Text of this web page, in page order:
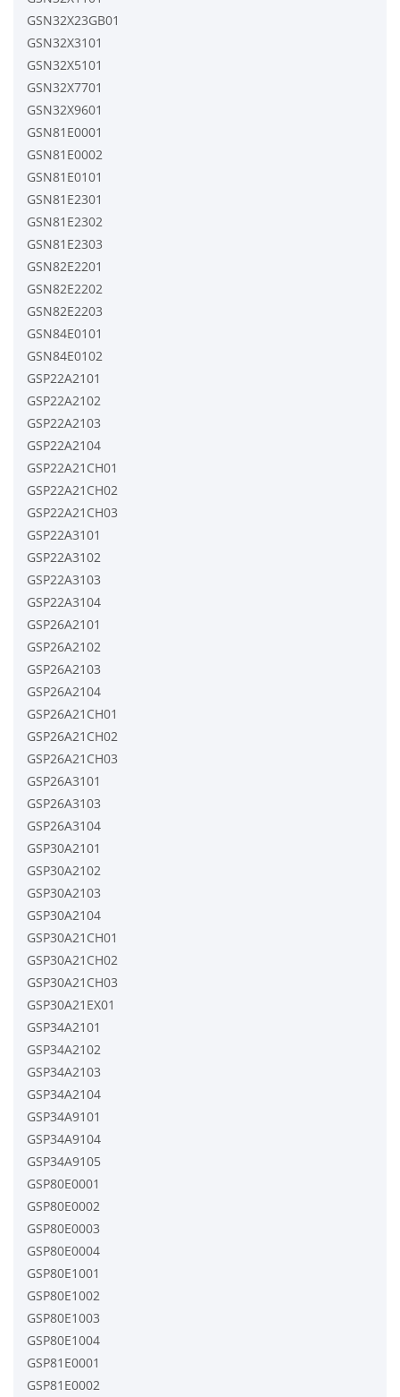
GSN32X23GB01
GSN32X3101
GSN32X5101
GSN32X7701
GSN32X9601
GSN81E0001
GSN81E0002
GSN81E0101
GSN81E2301
GSN81E2302
GSN81E2303
GSN82E2201
GSN82E2202
GSN82E2203
GSN84E0101
GSN84E0102
GSP22A2101
GSP22A2102
GSP22A2103
GSP22A2104
GSP22A21CH01
GSP22A21CH02
GSP22A21CH03
GSP22A3101
GSP22A3102
GSP22A3103
GSP22A3104
GSP26A2101
GSP26A2102
GSP26A2103
GSP26A2104
GSP26A21CH01
GSP26A21CH02
GSP26A21CH03
GSP26A3101
GSP26A3103
GSP26A3104
GSP30A2101
GSP30A2102
GSP30A2103
GSP30A2104
GSP30A21CH01
GSP30A21CH02
GSP30A21CH03
GSP30A21EX01
GSP34A2101
GSP34A2102
GSP34A2103
GSP34A2104
GSP34A9101
GSP34A9104
GSP34A9105
GSP80E0001
GSP80E0002
GSP80E0003
GSP80E0004
GSP80E1001
GSP80E1002
GSP80E1003
GSP80E1004
GSP81E0001
GSP81E0002